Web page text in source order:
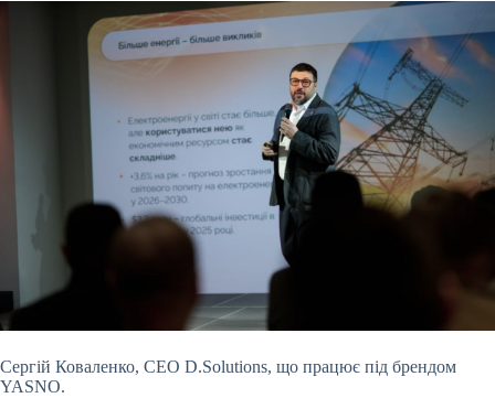
Сергій Коваленко, CEO D.Solutions, що працює під брендом
YASNO.